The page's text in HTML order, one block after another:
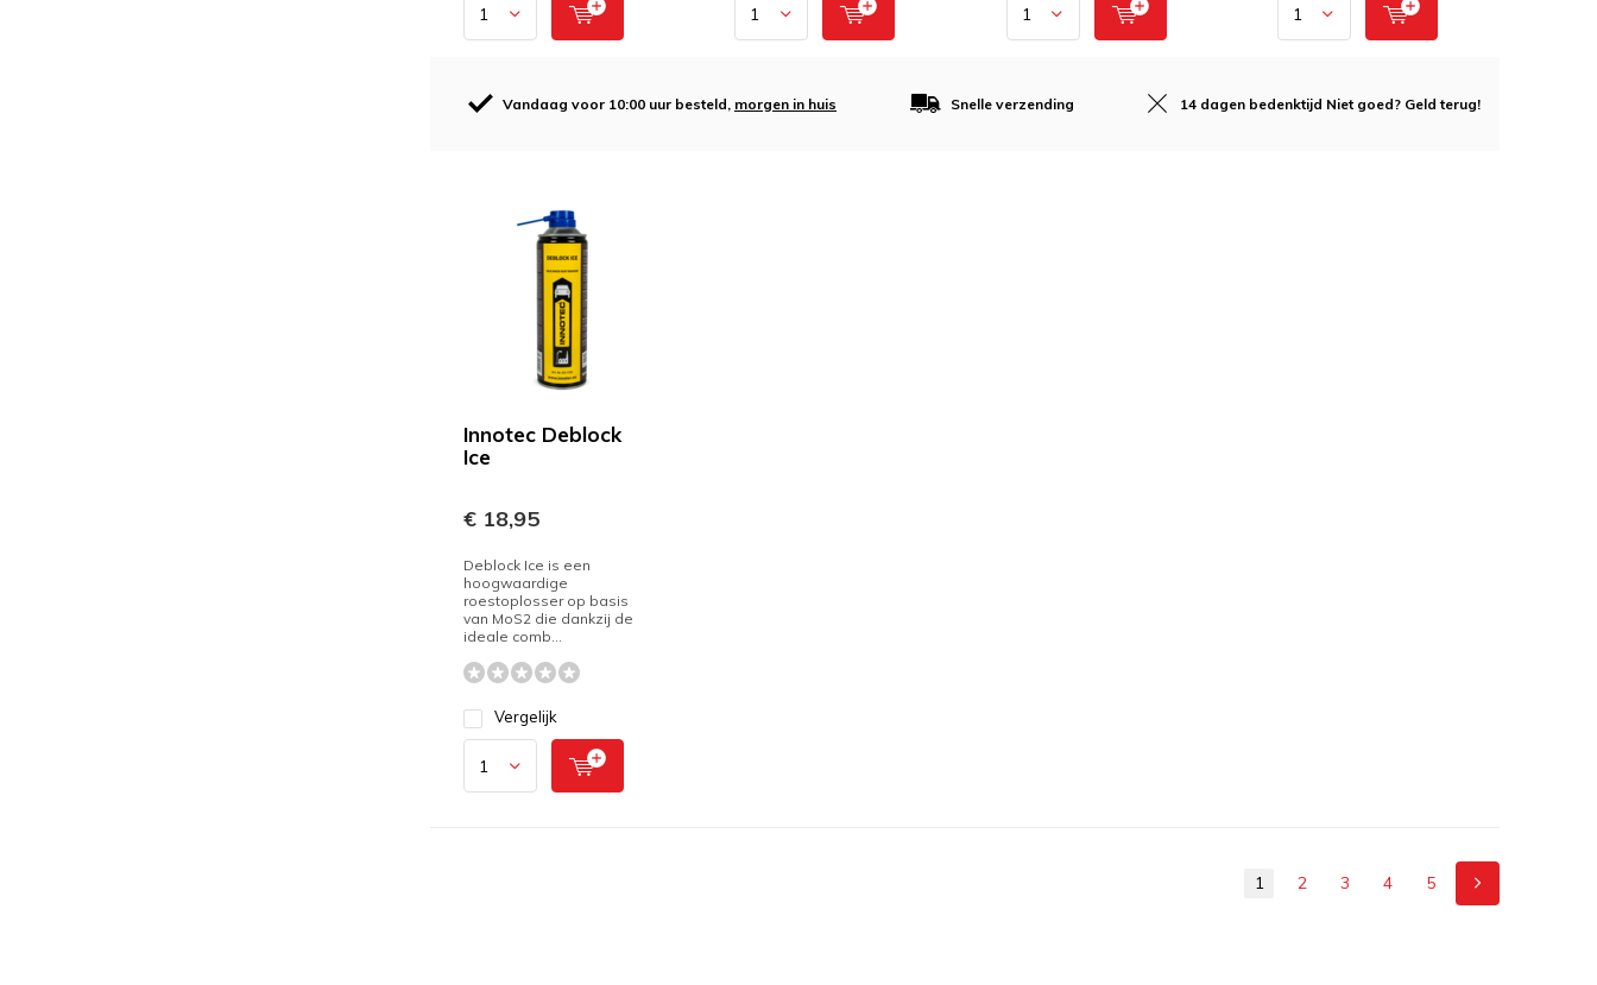
Vandaag voor 10:00 uur besteld, morgen in huis Snelle verzending 14 dagen bedenktijd Niet goed? Geld terug!
Innotec Deblock
Ice
€ 18,95
Deblock Ice is een
hoogwaardige
roestoplosser op basis
van MoS2 die dankzij de
ideale comb...
Vergelijk
1 2 3 4 5